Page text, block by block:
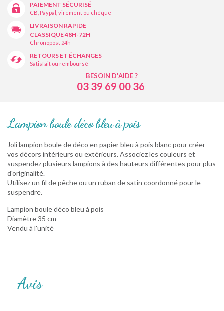
PAIEMENT SÉCURISÉ
CB, Paypal, virement ou chèque
LIVRAISON RAPIDE
CLASSIQUE 48H-72H
Chronopost 24h
RETOURS ET ÉCHANGES
Satisfait ou remboursé
BESOIN D'AIDE ?
03 39 69 00 36
Lampion boule déco bleu à pois
Joli lampion boule de déco en papier bleu à pois blanc pour créer
vos décors intérieurs ou extérieurs. Associez les couleurs et
suspendez plusieurs lampions à des hauteurs différentes pour plus
d'originalité.
Utilisez un fil de pêche ou un ruban de satin coordonné pour le
suspendre.
Lampion boule déco bleu à pois
Diamètre 35 cm
Vendu à l'unité
Avis